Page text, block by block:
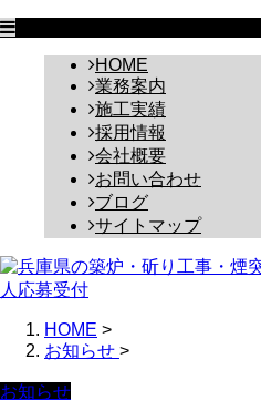
HOME
業務案内
施工実績
採用情報
会社概要
お問い合わせ
ブログ
サイトマップ
HOME >
お知らせ >
お知らせ